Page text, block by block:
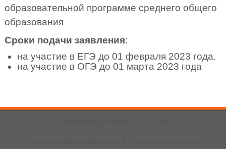
образовательной программе среднего общего
образования
Сроки подачи заявления:
на участие в ЕГЭ до 01 февраля 2023 года.
на участие в ОГЭ до 01 марта 2023 года